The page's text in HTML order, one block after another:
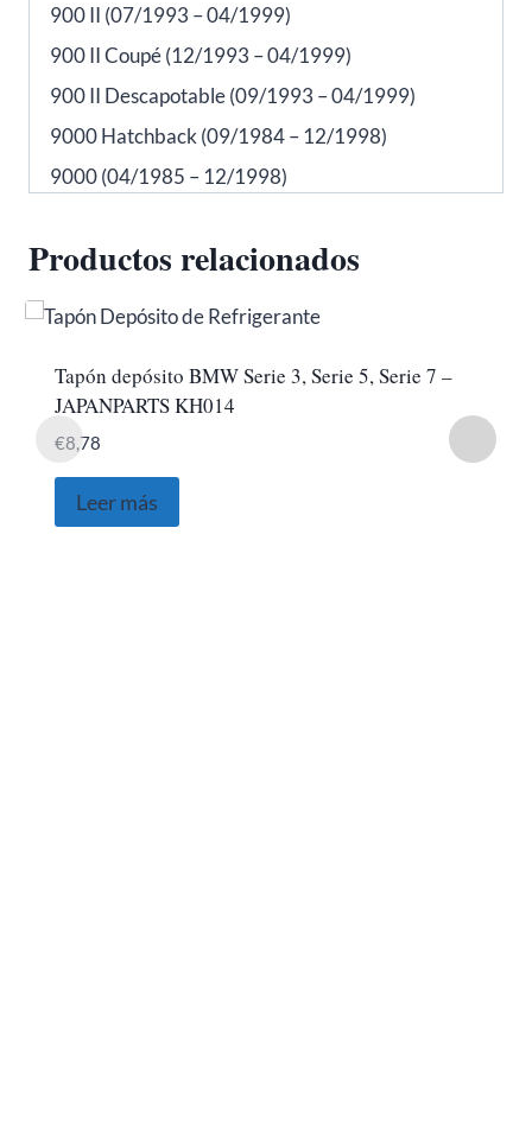
900 II (07/1993 – 04/1999)
900 II Coupé (12/1993 – 04/1999)
900 II Descapotable (09/1993 – 04/1999)
9000 Hatchback (09/1984 – 12/1998)
9000 (04/1985 – 12/1998)
Productos relacionados
Tapón depósito BMW Serie 3, Serie 5, Serie 7 –
JAPANPARTS KH014
€8,78
Leer más